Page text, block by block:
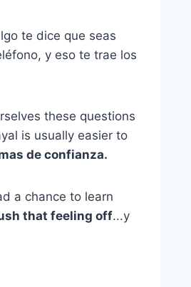
te dice que seas
y eso te trae los
these questions
is usually easier to
de confianza.
a chance to learn
that feeling off...y